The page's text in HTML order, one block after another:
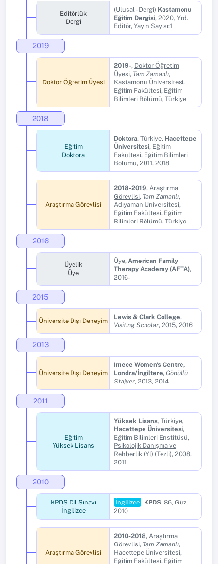
Editörlük
Dergi
(Ulusal - Dergi) Kastamonu
Eğitim Dergisi, 2020, Yrd.
Editör, Yayın Sayısı:1
2019
Doktor Öğretim Üyesi
2019-, Doktor Öğretim
Üyesi, Tam Zamanlı,
Kastamonu Üniversitesi,
Eğitim Fakültesi, Eğitim
Bilimleri Bölümü, Türkiye
2018
Eğitim
Doktora
Doktora, Türkiye, Hacettepe
Üniversitesi, Eğitim
Fakültesi, Eğitim Bilimleri
Bölümü, 2011, 2018
Araştırma Görevlisi
2018-2019, Araştırma
Görevlisi, Tam Zamanlı,
Adıyaman Üniversitesi,
Eğitim Fakültesi, Eğitim
Bilimleri Bölümü, Türkiye
2016
Üyelik
Üye
Üye, American Family
Therapy Academy (AFTA),
2016-
2015
Üniversite Dışı Deneyim
Lewis & Clark College,
Visiting Scholar, 2015, 2016
2013
Üniversite Dışı Deneyim
Imece Women's Centre,
Londra/İngiltere, Gönüllü
Stajyer, 2013, 2014
2011
Eğitim
Yüksek Lisans
Yüksek Lisans, Türkiye,
Hacettepe Üniversitesi,
Eğitim Bilimleri Enstitüsü,
Psikolojik Danışma ve
Rehberlik (Yl) (Tezli), 2008,
2011
2010
KPDS Dil Sınavı
İngilizce
İngilizce , KPDS, 86, Güz,
2010
Araştırma Görevlisi
2010-2018, Araştırma
Görevlisi, Tam Zamanlı,
Hacettepe Üniversitesi,
Eğitim Fakültesi, Eğitim